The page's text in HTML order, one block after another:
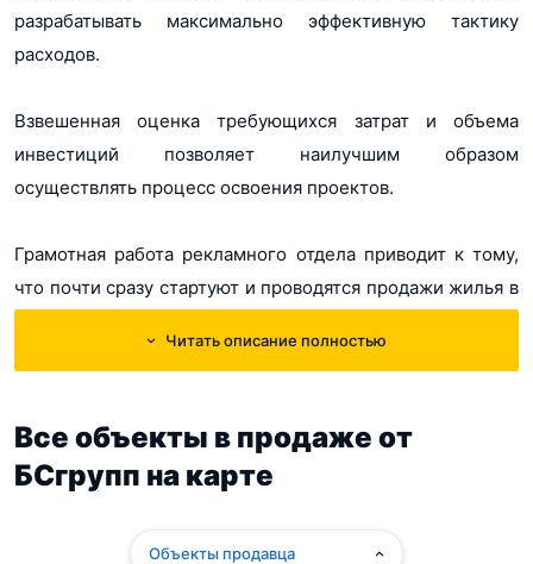
разрабатывать максимально эффективную тактику
расходов.
Взвешенная оценка требующихся затрат и объема
инвестиций позволяет наилучшим образом
осуществлять процесс освоения проектов.
Грамотная работа рекламного отдела приводит к тому,
что почти сразу стартуют и проводятся продажи жилья в
Читать описание полностью
Все объекты в продаже от
БСгрупп на карте
Объекты продавца